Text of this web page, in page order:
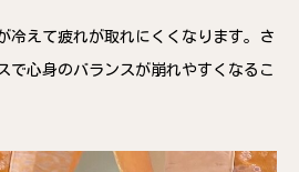
冷えて疲れが取れにくくなります。さ
で心身のバランスが崩れやすくなるこ